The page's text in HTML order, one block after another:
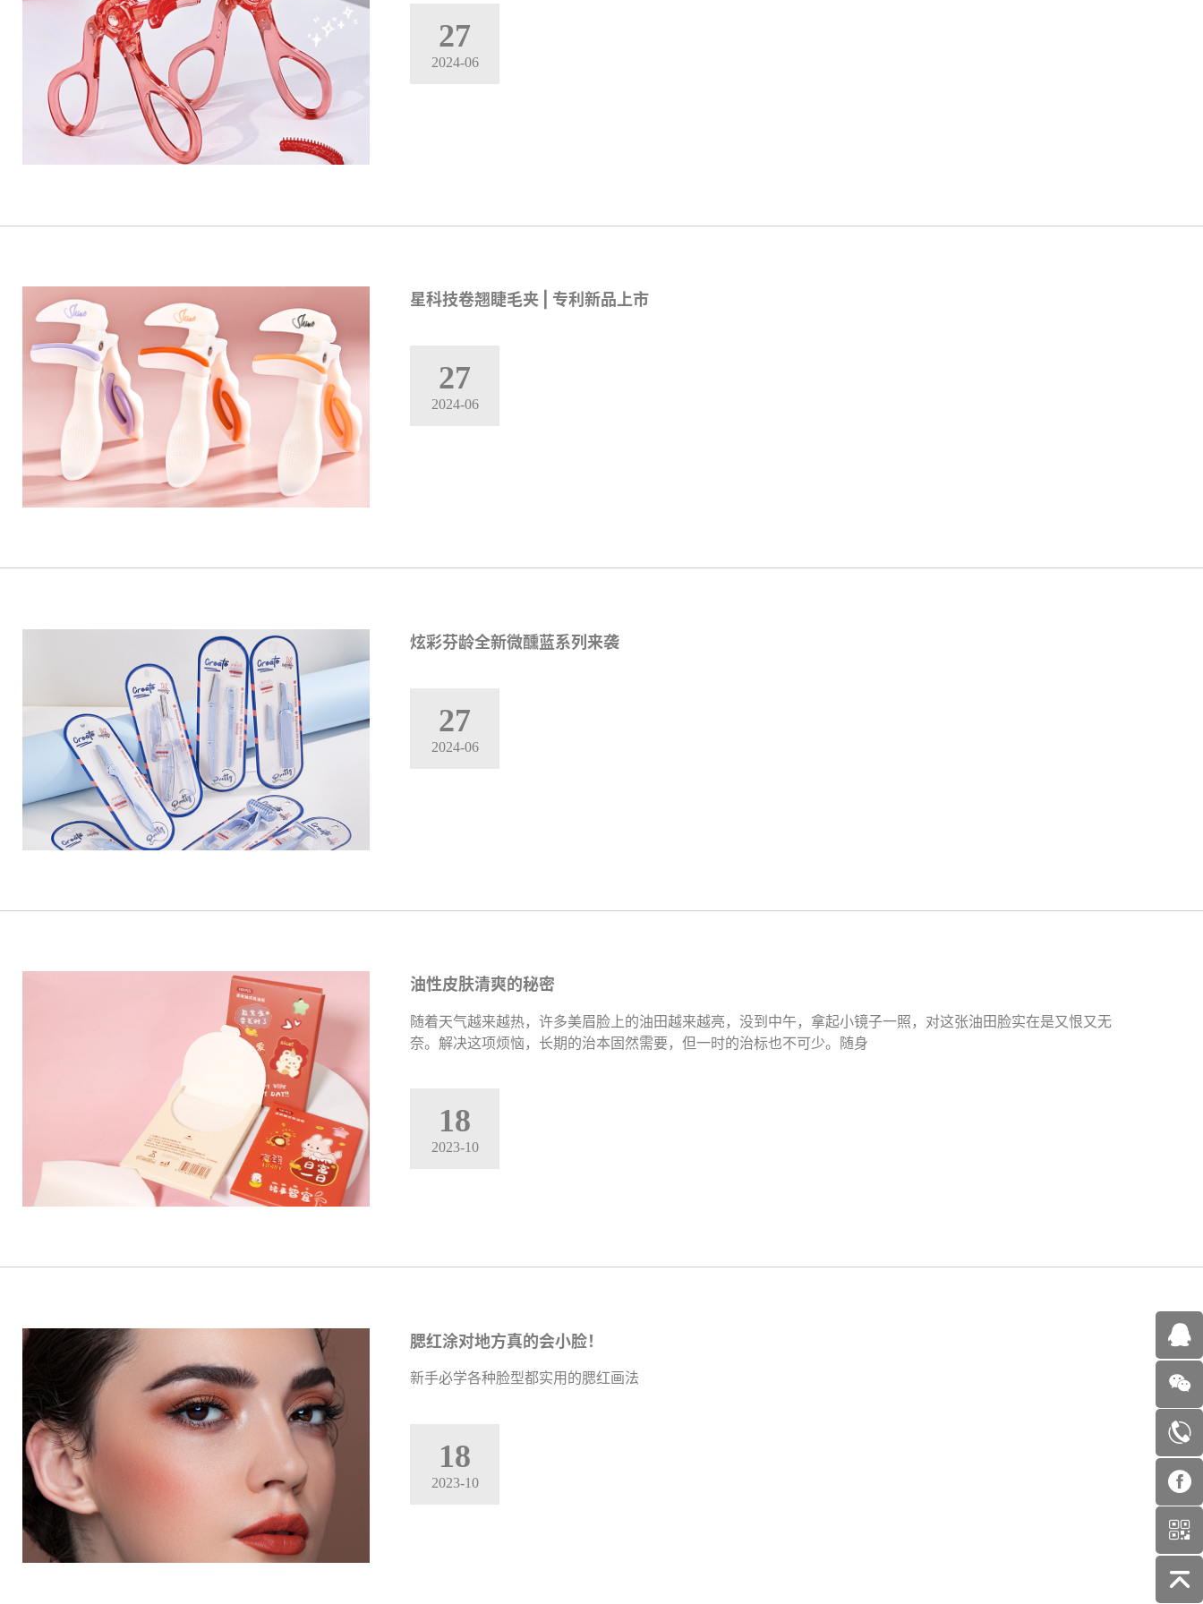
27
2024-06
星科技卷翘睫毛夹 | 专利新品上市
27
2024-06
炫彩芬龄全新微醺蓝系列来袭
27
2024-06
油性皮肤清爽的秘密
随着天气越来越热，许多美眉脸上的油田越来越亮，没到中午，拿起小镜子一照，对这张油田脸实在是又恨又无
奈。解决这项烦恼，长期的治本固然需要，但一时的治标也不可少。随身
18
2023-10
腮红涂对地方真的会小脸！
新手必学各种脸型都实用的腮红画法
18
2023-10